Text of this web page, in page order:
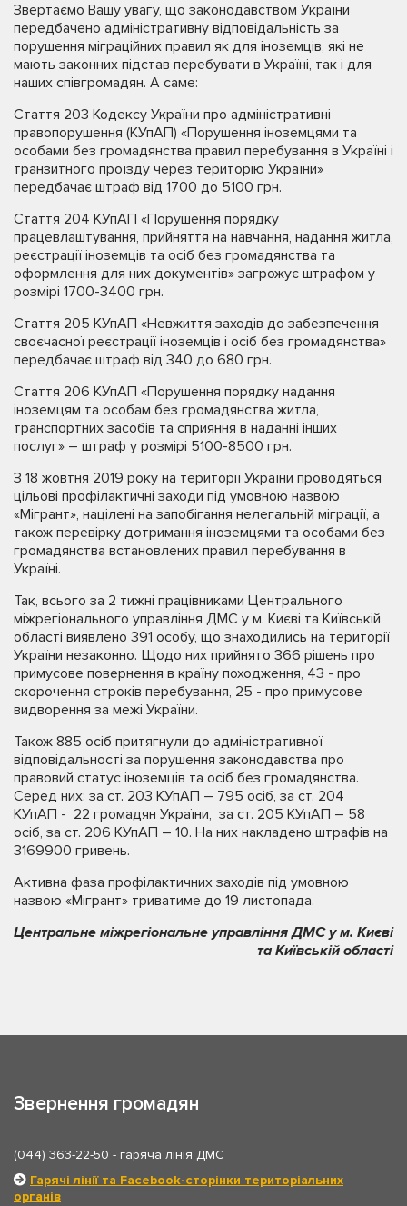
Звертаємо Вашу увагу, що законодавством України
передбачено адміністративну відповідальність за
порушення міграційних правил як для іноземців, які не
мають законних підстав перебувати в Україні, так і для
наших співгромадян. А саме:
Стаття 203 Кодексу України про адміністративні
правопорушення (КУпАП) «Порушення іноземцями та
особами без громадянства правил перебування в Україні і
транзитного проїзду через територію України»
передбачає штраф від 1700 до 5100 грн.
Стаття 204 КУпАП «Порушення порядку
працевлаштування, прийняття на навчання, надання житла,
реєстрації іноземців та осіб без громадянства та
оформлення для них документів» загрожує штрафом у
розмірі 1700-3400 грн.
Стаття 205 КУпАП «Невжиття заходів до забезпечення
своєчасної реєстрації іноземців і осіб без громадянства»
передбачає штраф від 340 до 680 грн.
Стаття 206 КУпАП «Порушення порядку надання
іноземцям та особам без громадянства житла,
транспортних засобів та сприяння в наданні інших
послуг» – штраф у розмірі 5100-8500 грн.
З 18 жовтня 2019 року на території України проводяться
цільові профілактичні заходи під умовною назвою
«Мігрант», націлені на запобігання нелегальній міграції, а
також перевірку дотримання іноземцями та особами без
громадянства встановлених правил перебування в
Україні.
Так, всього за 2 тижні працівниками Центрального
міжрегіонального управління ДМС у м. Києві та Київській
області виявлено 391 особу, що знаходились на території
України незаконно. Щодо них прийнято 366 рішень про
примусове повернення в країну походження, 43 - про
скорочення строків перебування, 25 - про примусове
видворення за межі України.
Також 885 осіб притягнули до адміністративної
відповідальності за порушення законодавства про
правовий статус іноземців та осіб без громадянства.
Серед них: за ст. 203 КУпАП – 795 осіб, за ст. 204
КУпАП - 22 громадян України, за ст. 205 КУпАП – 58
осіб, за ст. 206 КУпАП – 10. На них накладено штрафів на
3169900 гривень.
Активна фаза профілактичних заходів під умовною
назвою «Мігрант» триватиме до 19 листопада.
Центральне міжрегіональне управління ДМС у м. Києві
та Київській області
Звернення громадян
(044) 363-22-50 - гаряча лінія ДМС
Гарячі лінії та Facebook-сторінки територіальних
органів